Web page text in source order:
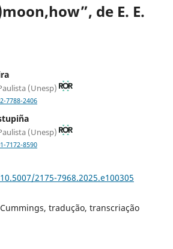
de E. E.
(Unesp)
7788-2406
(Unesp)
7172-8590
2175-7968.2025.e100305
Cummings, tradução, transcriação